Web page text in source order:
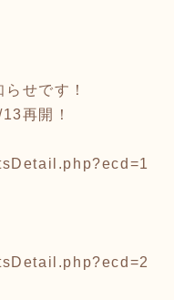
せです！
再開！